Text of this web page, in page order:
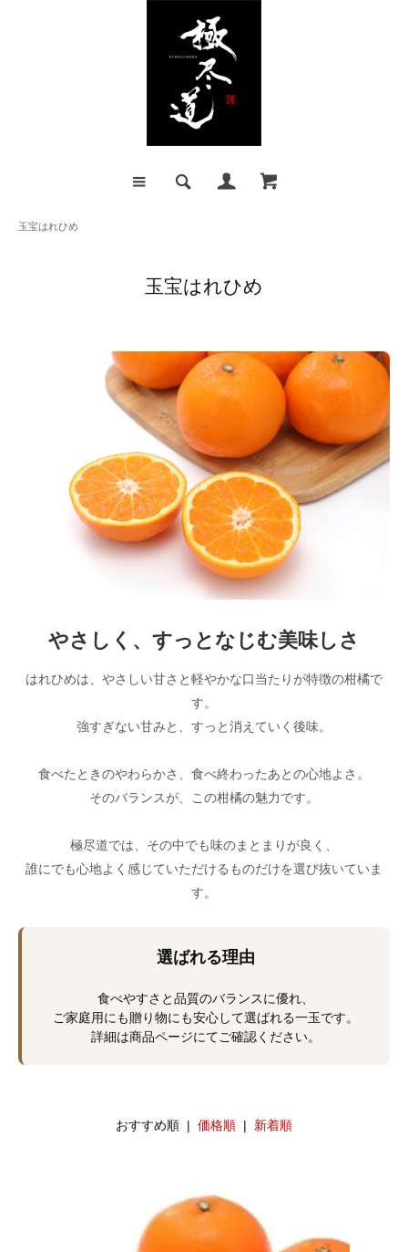
玉宝はれひめ
玉宝はれひめ
やさしく、すっとなじむ美味しさ
はれひめは、やさしい甘さと軽やかな口当たりが特徴の柑橘で
す。
強すぎない甘みと、すっと消えていく後味。
食べたときのやわらかさ、食べ終わったあとの心地よさ。
そのバランスが、この柑橘の魅力です。
極尽道では、その中でも味のまとまりが良く、
誰にでも心地よく感じていただけるものだけを選び抜いていま
す。
選ばれる理由
食べやすさと品質のバランスに優れ、
ご家庭用にも贈り物にも安心して選ばれる一玉です。
詳細は商品ページにてご確認ください。
おすすめ順 | 価格順 | 新着順